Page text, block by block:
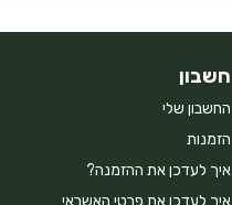
חשבון
החשבון שלי
הזמנות
איך לעדכן את ההזמנה?
איך לעדכן את פרטי האשראי